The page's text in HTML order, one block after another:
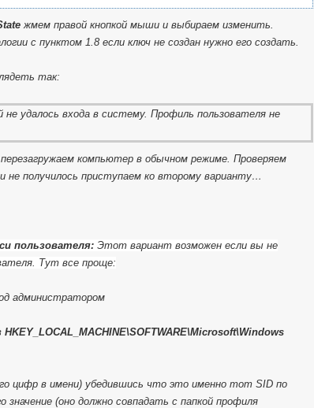
жмем правой кнопкой мыши и выбираем изменить.
с пунктом 1.8 если ключ не создан нужно его создать.
так:
компьютер в обычном режиме. Проверяем
не получилось приступаем ко второму варианту…
пользователя: Этот вариант возможен если вы не
Тут все проще:
администратором
HKEY_LOCAL_MACHINE\SOFTWARE\Microsoft\Windows
цифр в имени) убедившись что это именно тот SID по
значение (оно должно совпадать с папкой профиля